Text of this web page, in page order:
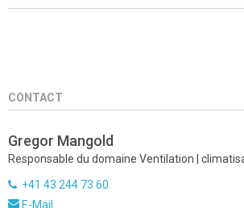
CONTACT
Gregor Mangold
Responsable du domaine Ventilation |
+41 43 244 73 60
E-Mail